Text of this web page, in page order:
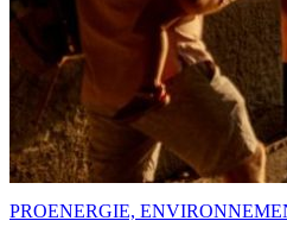
PROENERGIE,